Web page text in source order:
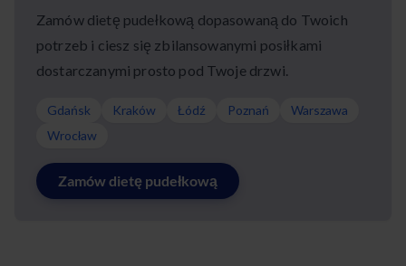
Zamów dietę pudełkową dopasowaną do Twoich
potrzeb i ciesz się zbilansowanymi posiłkami
dostarczanymi prosto pod Twoje drzwi.
Gdańsk Kraków Łódź Poznań
Warszawa
Wrocław
Zamów dietę pudełkową